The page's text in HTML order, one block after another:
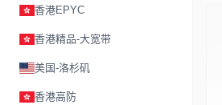
香港EPYC
香港精品-大宽带
美国-洛杉矶
香港高防